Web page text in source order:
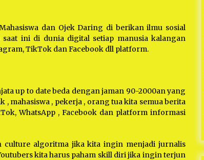
dan Ojek Daring di berikan ilmu sosial
ini di dunia digital setiap manusia kalangan
TikTok dan Facebook dll platform.
up to date beda dengan jaman 90-2000an yang
, mahasiswa , pekerja , orang tua kita semua berita
WhatsApp , Facebook dan platform informasi
culture algoritma jika kita ingin menjadi jurnalis
kita harus paham skill diri jika ingin terjun